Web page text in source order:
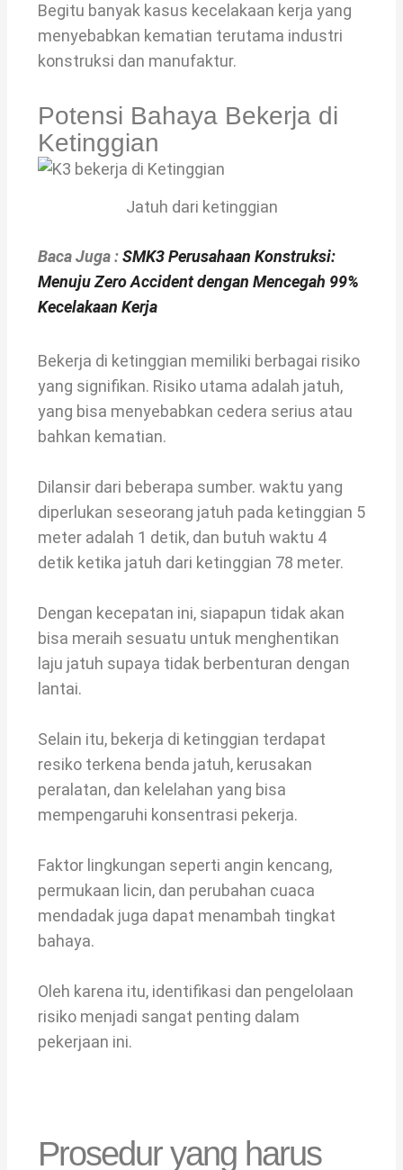
Begitu banyak kasus kecelakaan kerja yang
menyebabkan kematian terutama industri
konstruksi dan manufaktur.
Potensi Bahaya Bekerja di
Ketinggian
Jatuh dari ketinggian
Baca Juga :SMK3 Perusahaan Konstruksi:
Menuju Zero Accident dengan Mencegah 99%
Kecelakaan Kerja
Bekerja di ketinggian memiliki berbagai risiko
yang signifikan. Risiko utama adalah jatuh,
yang bisa menyebabkan cedera serius atau
bahkan kematian.
Dilansir dari beberapa sumber. waktu yang
diperlukan seseorang jatuh pada ketinggian 5
meter adalah 1 detik, dan butuh waktu 4
detik ketika jatuh dari ketinggian 78 meter.
Dengan kecepatan ini, siapapun tidak akan
bisa meraih sesuatu untuk menghentikan
laju jatuh supaya tidak berbenturan dengan
lantai.
Selain itu, bekerja di ketinggian terdapat
resiko terkena benda jatuh, kerusakan
peralatan, dan kelelahan yang bisa
mempengaruhi konsentrasi pekerja.
Faktor lingkungan seperti angin kencang,
permukaan licin, dan perubahan cuaca
mendadak juga dapat menambah tingkat
bahaya.
Oleh karena itu, identifikasi dan pengelolaan
risiko menjadi sangat penting dalam
pekerjaan ini.
Prosedur yang harus